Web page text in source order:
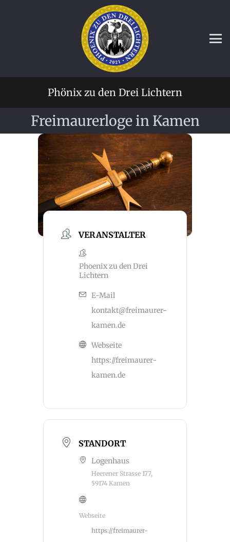
Phönix zu den Drei Lichtern
Freimaurerloge in Kamen
VERANSTALTER
Phoenix zu den Drei
Lichtern
E-Mail
kontakt@freimaurer-
kamen.de
Webseite
https://freimaurer-
kamen.de
STANDORT
Logenhaus
Heerener Strasse 177,
59174 Kamen
Webseite
https://freimaurer-